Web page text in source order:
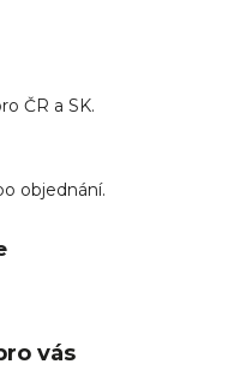
ČR a SK.
objednání.
vás